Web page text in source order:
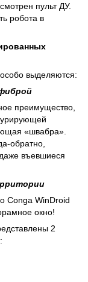
пульт ДУ.
робота в
выделяются:
преимущество,
«швабра».
обратно,
въевшиеся
Conga WinDroid
окно!
2